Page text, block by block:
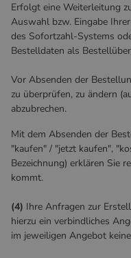
Erfolgt eine Weiterleitung
Auswahl bzw. Eingabe
des Sofortzahl-Systems
Bestelldaten als
Vor Absenden der
zu überprüfen, zu ändern
abzubrechen.
Mit dem Absenden der
"kaufen" / "jetzt kaufen",
Bezeichnung) erklären Sie
kommt.
(4) Ihre Anfragen zur
hierzu ein verbindliches
im jeweiligen Angebot